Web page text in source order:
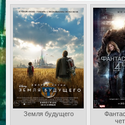
Земля будущего